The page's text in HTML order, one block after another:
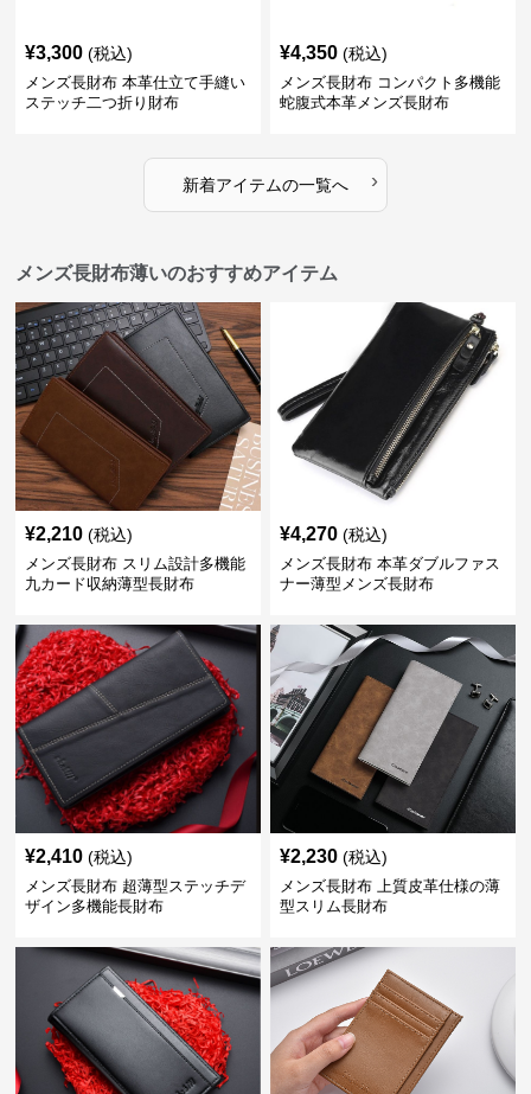
¥3,300 (税込)
メンズ長財布 本革仕立て手縫い
ステッチ二つ折り財布
¥4,350 (税込)
メンズ長財布 コンパクト多機能
蛇腹式本革メンズ長財布
新着アイテムの一覧へ ›
メンズ長財布薄いのおすすめアイテム
¥2,210 (税込)
メンズ長財布 スリム設計多機能
九カード収納薄型長財布
¥4,270 (税込)
メンズ長財布 本革ダブルファス
ナー薄型メンズ長財布
¥2,410 (税込)
メンズ長財布 超薄型ステッチデ
ザイン多機能長財布
¥2,230 (税込)
メンズ長財布 上質皮革仕様の薄
型スリム長財布